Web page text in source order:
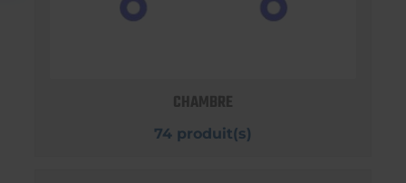
CHAMBRE
74 produit(s)